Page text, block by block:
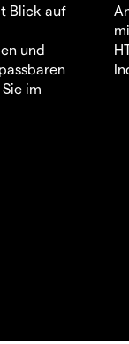
Blick auf
und
im